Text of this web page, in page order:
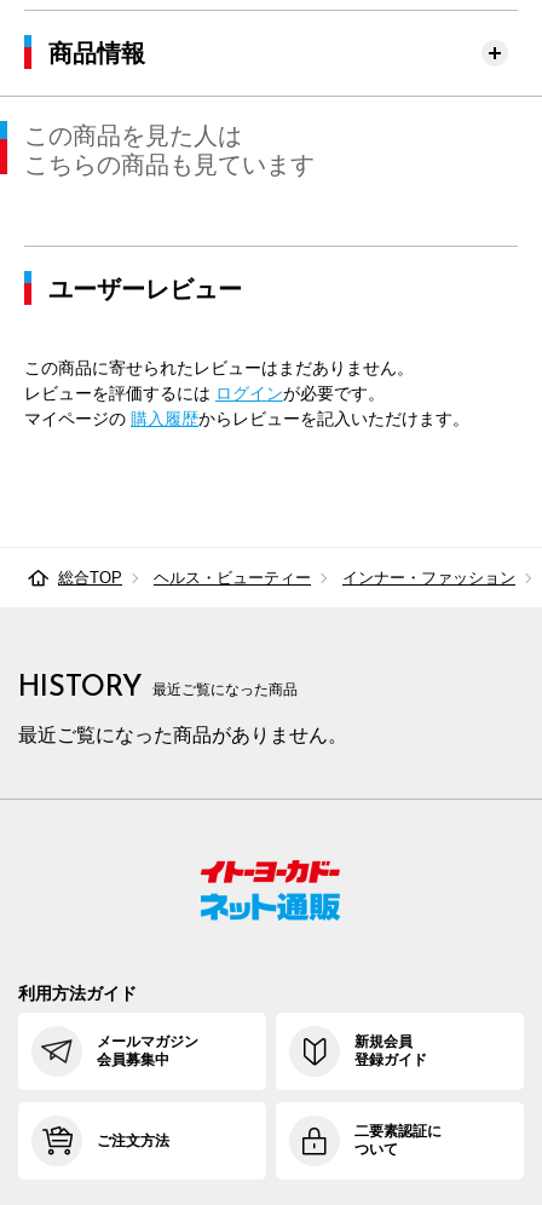
商品情報
この商品を見た人は
こちらの商品も見ています
ユーザーレビュー
この商品に寄せられたレビューはまだありません。
レビューを評価するには ログインが必要です。
マイページの 購入履歴からレビューを記入いただけます。
総合TOP ヘルス・ビューティー インナー・ファッション
HISTORY 最近ご覧になった商品
最近ご覧になった商品がありません。
利用方法ガイド
メールマガジン
会員募集中
新規会員
登録ガイド
ご注文方法
二要素認証に
ついて